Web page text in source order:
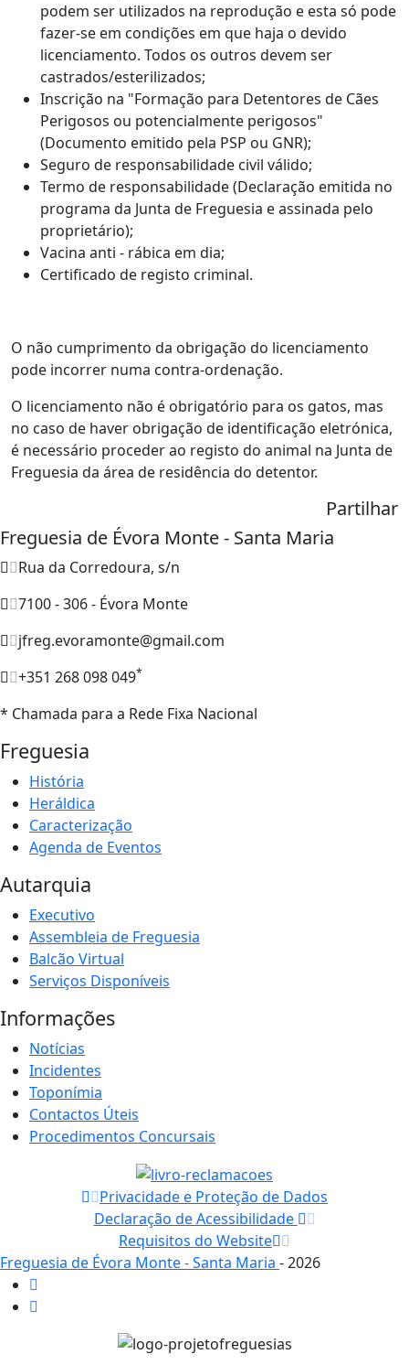
podem ser utilizados na reprodução e esta só pode
fazer-se em condições em que haja o devido
licenciamento. Todos os outros devem ser
castrados/esterilizados;
Inscrição na "Formação para Detentores de Cães
Perigosos ou potencialmente perigosos"
(Documento emitido pela PSP ou GNR);
Seguro de responsabilidade civil válido;
Termo de responsabilidade (Declaração emitida no
programa da Junta de Freguesia e assinada pelo
proprietário);
Vacina anti - rábica em dia;
Certificado de registo criminal.
O não cumprimento da obrigação do licenciamento
pode incorrer numa contra-ordenação.
O licenciamento não é obrigatório para os gatos, mas
no caso de haver obrigação de identificação eletrónica,
é necessário proceder ao registo do animal na Junta de
Freguesia da área de residência do detentor.
Partilhar
Freguesia de Évora Monte - Santa Maria
Rua da Corredoura, s/n
7100 - 306 - Évora Monte
jfreg.evoramonte@gmail.com
+351 268 098 049*
* Chamada para a Rede Fixa Nacional
Freguesia
História
Heráldica
Caracterização
Agenda de Eventos
Autarquia
Executivo
Assembleia de Freguesia
Balcão Virtual
Serviços Disponíveis
Informações
Notícias
Incidentes
Toponímia
Contactos Úteis
Procedimentos Concursais
Privacidade e Proteção de Dados
Declaração de Acessibilidade
Requisitos do Website
Freguesia de Évora Monte - Santa Maria - 2026